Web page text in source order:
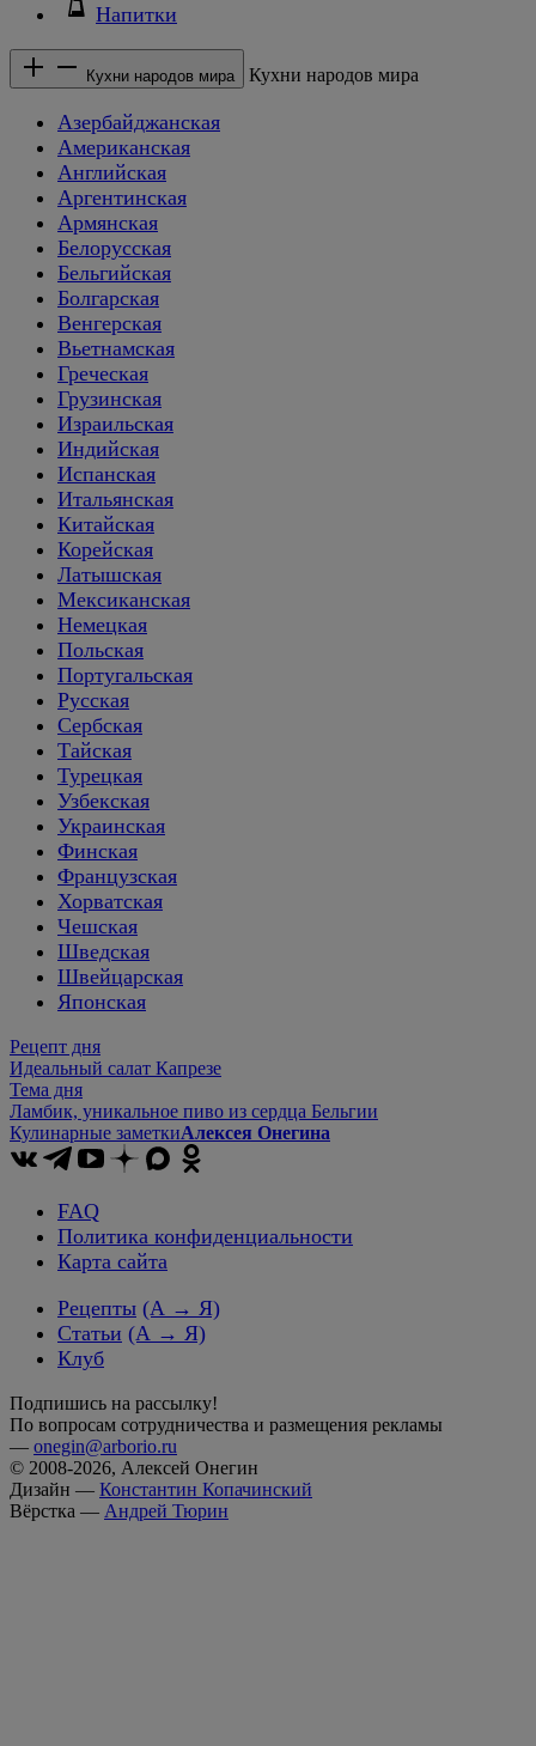
Напитки
Кухни народов мира Кухни народов мира
Азербайджанская
Американская
Английская
Аргентинская
Армянская
Белорусская
Бельгийская
Болгарская
Венгерская
Вьетнамская
Греческая
Грузинская
Израильская
Индийская
Испанская
Итальянская
Китайская
Корейская
Латышская
Мексиканская
Немецкая
Польская
Португальская
Русская
Сербская
Тайская
Турецкая
Узбекская
Украинская
Финская
Французская
Хорватская
Чешская
Шведская
Швейцарская
Японская
Рецепт дня
Идеальный салат Капрезе
Тема дня
Ламбик, уникальное пиво из сердца Бельгии
Кулинарные заметкиАлексея Онегина
FAQ
Политика конфиденциальности
Карта сайта
Рецепты (А → Я)
Статьи (А → Я)
Клуб
Подпишись на рассылку!
По вопросам сотрудничества и размещения рекламы
— onegin@arborio.ru
© 2008-2026, Алексей Онегин
Дизайн — Константин Копачинский
Вёрстка — Андрей Тюрин